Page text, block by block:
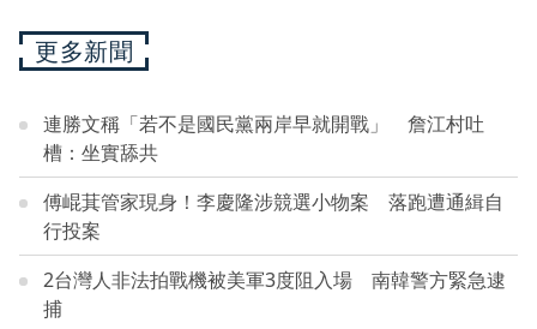
更多新聞
連勝文稱「若不是國民黨兩岸早就開戰」 詹江村吐
槽：坐實舔共
傅崐萁管家現身！李慶隆涉競選小物案 落跑遭通緝自
行投案
2台灣人非法拍戰機被美軍3度阻入場 南韓警方緊急逮
捕